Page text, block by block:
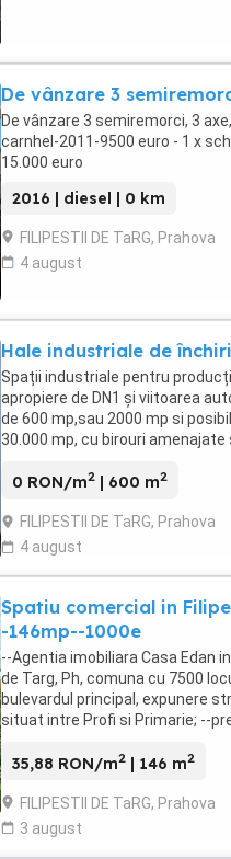
De vânzare 3
De vânzare 3 semiremorci, 3
carnhel-2011-9500 euro - 1 x
15.000 euro
2016 | diesel | 0 km
FILIPESTII DE TaRG, Prahova
4 august
Hale industriale de
Spații industriale pentru
apropiere de DN1 și viitoarea
de 600 mp,sau 2000 mp si
30.000 mp, cu birouri
0 RON/m2 | 600 m2
FILIPESTII DE TaRG, Prahova
4 august
Spatiu comercial in
-146mp--1000e
--Agentia imobiliara Casa Edan
de Targ, Ph, comuna cu 7500
bulevardul principal, expunere
situat intre Profi si Primarie; --
35,88 RON/m2 | 146 m2
FILIPESTII DE TaRG, Prahova
3 august